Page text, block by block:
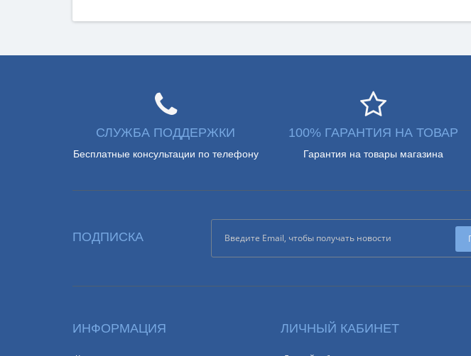
СЛУЖБА ПОДДЕРЖКИ
Бесплатные консультации по телефону
100% ГАРАНТИЯ НА ТОВАР
Гарантия на товары магазина
ПОДПИСКА
ИНФОРМАЦИЯ ЛИЧНЫЙ КАБИНЕТ